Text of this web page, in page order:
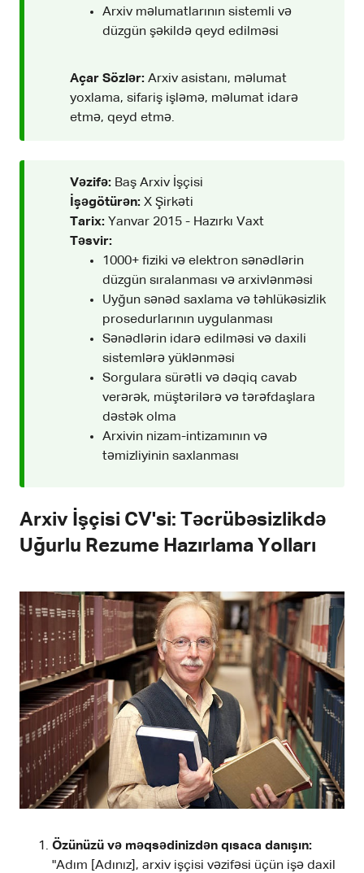
Arxiv məlumatlarının sistemli və
düzgün şəkildə qeyd edilməsi
Açar Sözlər: Arxiv asistanı, məlumat
yoxlama, sifariş işləmə, məlumat idarə
etmə, qeyd etmə.
Vəzifə: Baş Arxiv İşçisi
İşəgötürən: X Şirkəti
Tarix: Yanvar 2015 - Hazırkı Vaxt
Təsvir:
1000+ fiziki və elektron sənədlərin
düzgün sıralanması və arxivlənməsi
Uyğun sənəd saxlama və təhlükəsizlik
prosedurlarının uygulanması
Sənədlərin idarə edilməsi və daxili
sistemlərə yüklənməsi
Sorgulara sürətli və dəqiq cavab
verərək, müştərilərə və tərəfdaşlara
dəstək olma
Arxivin nizam-intizamının və
təmizliyinin saxlanması
Arxiv İşçisi CV'si: Təcrübəsizlikdə
Uğurlu Rezume Hazırlama Yolları
Özünüzü və məqsədinizdən qısaca danışın:
"Adım [Adınız], arxiv işçisi vəzifəsi üçün işə daxil